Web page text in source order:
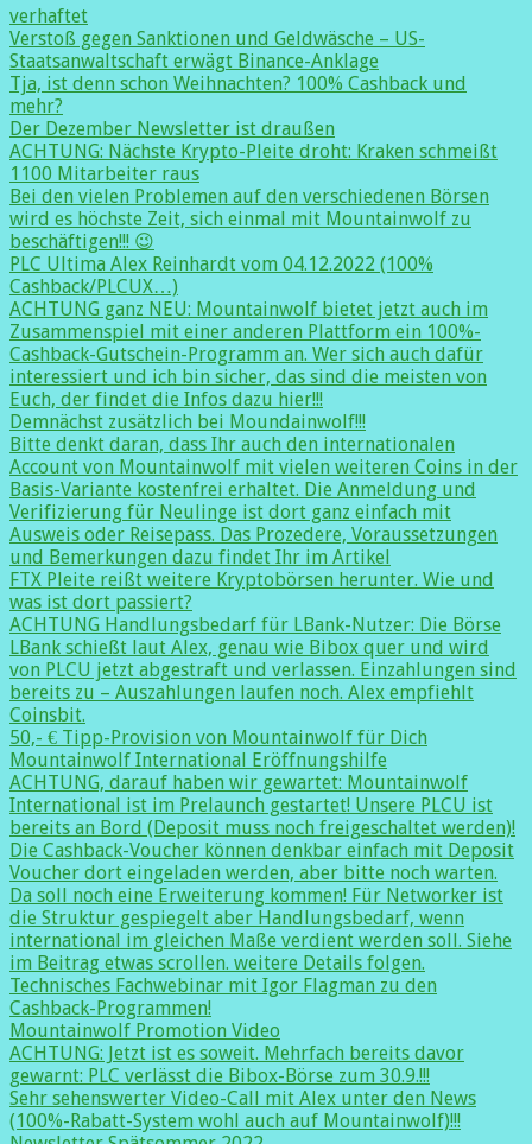
verhaftet
Verstoß gegen Sanktionen und Geldwäsche – US-
Staatsanwaltschaft erwägt Binance-Anklage
Tja, ist denn schon Weihnachten? 100% Cashback und
mehr?
Der Dezember Newsletter ist draußen
ACHTUNG: Nächste Krypto-Pleite droht: Kraken schmeißt
1100 Mitarbeiter raus
Bei den vielen Problemen auf den verschiedenen Börsen
wird es höchste Zeit, sich einmal mit Mountainwolf zu
beschäftigen!!! 😉
PLC Ultima Alex Reinhardt vom 04.12.2022 (100%
Cashback/PLCUX…)
ACHTUNG ganz NEU: Mountainwolf bietet jetzt auch im
Zusammenspiel mit einer anderen Plattform ein 100%-
Cashback-Gutschein-Programm an. Wer sich auch dafür
interessiert und ich bin sicher, das sind die meisten von
Euch, der findet die Infos dazu hier!!!
Demnächst zusätzlich bei Moundainwolf!!!
Bitte denkt daran, dass Ihr auch den internationalen
Account von Mountainwolf mit vielen weiteren Coins in der
Basis-Variante kostenfrei erhaltet. Die Anmeldung und
Verifizierung für Neulinge ist dort ganz einfach mit
Ausweis oder Reisepass. Das Prozedere, Voraussetzungen
und Bemerkungen dazu findet Ihr im Artikel
FTX Pleite reißt weitere Kryptobörsen herunter. Wie und
was ist dort passiert?
ACHTUNG Handlungsbedarf für LBank-Nutzer: Die Börse
LBank schießt laut Alex, genau wie Bibox quer und wird
von PLCU jetzt abgestraft und verlassen. Einzahlungen sind
bereits zu – Auszahlungen laufen noch. Alex empfiehlt
Coinsbit.
50,- € Tipp-Provision von Mountainwolf für Dich
Mountainwolf International Eröffnungshilfe
ACHTUNG, darauf haben wir gewartet: Mountainwolf
International ist im Prelaunch gestartet! Unsere PLCU ist
bereits an Bord (Deposit muss noch freigeschaltet werden)!
Die Cashback-Voucher können denkbar einfach mit Deposit
Voucher dort eingeladen werden, aber bitte noch warten.
Da soll noch eine Erweiterung kommen! Für Networker ist
die Struktur gespiegelt aber Handlungsbedarf, wenn
international im gleichen Maße verdient werden soll. Siehe
im Beitrag etwas scrollen. weitere Details folgen.
Technisches Fachwebinar mit Igor Flagman zu den
Cashback-Programmen!
Mountainwolf Promotion Video
ACHTUNG: Jetzt ist es soweit. Mehrfach bereits davor
gewarnt: PLC verlässt die Bibox-Börse zum 30.9.!!!
Sehr sehenswerter Video-Call mit Alex unter den News
(100%-Rabatt-System wohl auch auf Mountainwolf)!!!